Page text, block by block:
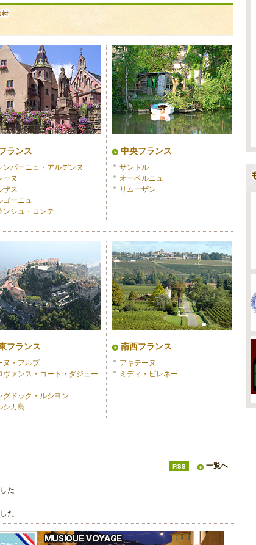
ランス
ンパーニュ・アルデンヌ
ーヌ
ザス
ゴーニュ
ンシュ・コンテ
中央フランス
サントル
オーベルニュ
リムーザン
フランス
ヌ・アルプ
ヴァンス・コート・ダジュー
グドック・ルシヨン
シカ島
南西フランス
アキテーヌ
ミディ・ピレネー
一覧へ
た
た